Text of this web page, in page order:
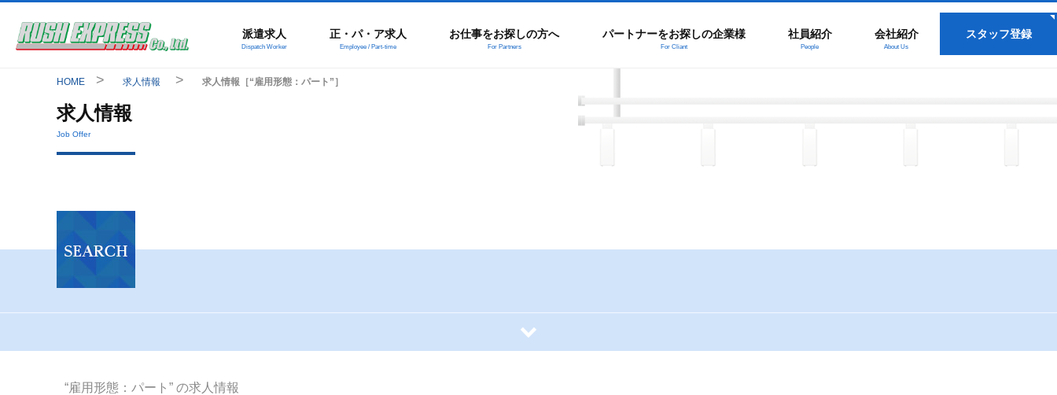
派遣求人
Dispatch Worker
正・パ・ア求人
Employee / Part-time
お仕事をお探しの方へ
For Partners
パートナーをお探しの企業様
For Cliant
社員紹介
People
会社紹介
About Us
スタッフ登録
HOME 求人情報 求人情報［“雇用形態：パート”］
求人情報
Job Offer
“雇用形態：パート” の求人情報